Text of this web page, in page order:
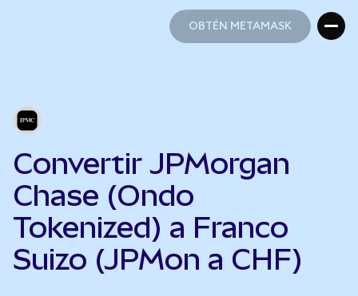
OBTÉN METAMASK
Convertir JPMorgan
Chase (Ondo
Tokenized) a Franco
Suizo (JPMon a CHF)